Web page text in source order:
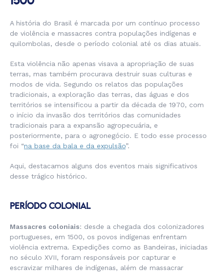
A história do Brasil é marcada por um contínuo processo
de violência e massacres contra populações indígenas e
quilombolas, desde o período colonial até os dias atuais.
Esta violência não apenas visava a apropriação de suas
terras, mas também procurava destruir suas culturas e
modos de vida. Segundo os relatos das populações
tradicionais, a exploração das terras, das águas e dos
territórios se intensificou a partir da década de 1970, com
o início da invasão dos territórios das comunidades
tradicionais para a expansão agropecuária, e
posteriormente, para o agronegócio. E todo esse processo
foi “na base da bala e da expulsão”.
Aqui, destacamos alguns dos eventos mais significativos
desse trágico histórico.
PERÍODO COLONIAL
Massacres coloniais: desde a chegada dos colonizadores
portugueses, em 1500, os povos indígenas enfrentam
violência extrema. Expedições como as Bandeiras, iniciadas
no século XVII, foram responsáveis por capturar e
escravizar milhares de indígenas, além de massacrar